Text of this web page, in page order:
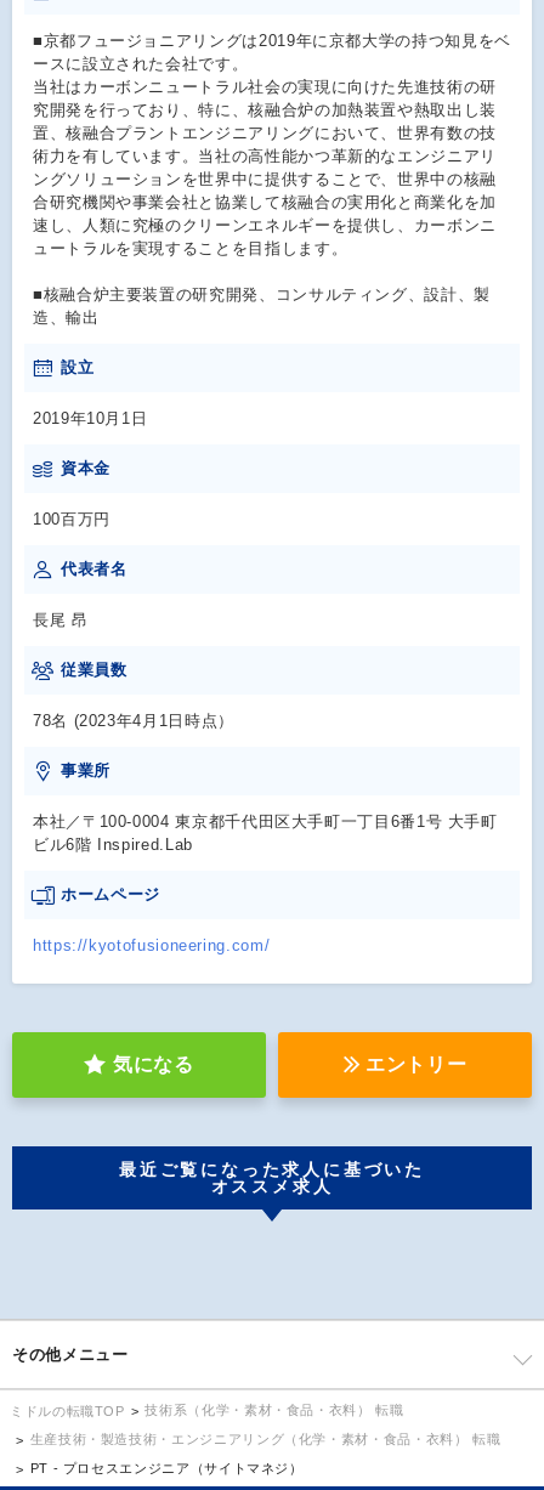
■京都フュージョニアリングは2019年に京都大学の持つ知見をベ
ースに設立された会社です。
当社はカーボンニュートラル社会の実現に向けた先進技術の研
究開発を行っており、特に、核融合炉の加熱装置や熱取出し装
置、核融合プラントエンジニアリングにおいて、世界有数の技
術力を有しています。当社の高性能かつ革新的なエンジニアリ
ングソリューションを世界中に提供することで、世界中の核融
合研究機関や事業会社と協業して核融合の実用化と商業化を加
速し、人類に究極のクリーンエネルギーを提供し、カーボンニ
ュートラルを実現することを目指します。
■核融合炉主要装置の研究開発、コンサルティング、設計、製
造、輸出
設立
2019年10月1日
資本金
100百万円
代表者名
長尾 昂
従業員数
78名 (2023年4月1日時点）
事業所
本社／〒100-0004 東京都千代田区大手町一丁目6番1号 大手町
ビル6階 Inspired.Lab
ホームページ
https://kyotofusioneering.com/
気になる エントリー
最近ご覧になった求人に基づいた
オススメ求人
その他メニュー
ミドルの転職TOP
技術系（化学・素材・食品・衣料） 転職
生産技術・製造技術・エンジニアリング（化学・素材・食品・衣料） 転職
PT - プロセスエンジニア（サイトマネジ）